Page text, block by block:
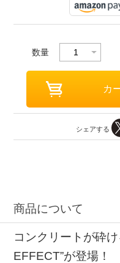
数量
シェアする
商品について
コンクリートが砕
EFFECT”が登場！